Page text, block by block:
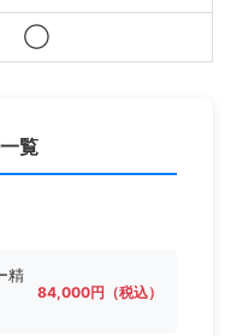
◯
覧
精
84,000円（税込）